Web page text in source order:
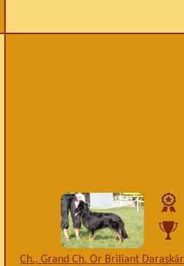
Ch., Grand Ch. Or Briliant Daraskár